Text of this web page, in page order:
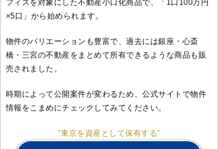
フィスを対象にした不動産小口化商品で、「1口100万円
×5口」から始められます。
物件のバリエーションも豊富で、過去には銀座・心斎
橋・三宮の不動産をまとめて所有できるような商品も販
売されました。
時期によって公開案件が変わるため、公式サイトで物件
情報をこまめにチェックしてみてください。
"東京を資産として保有する"